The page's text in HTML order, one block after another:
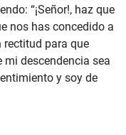
“¡Señor!, haz que
nos has concedido a
rectitud para que
descendencia sea
y soy de